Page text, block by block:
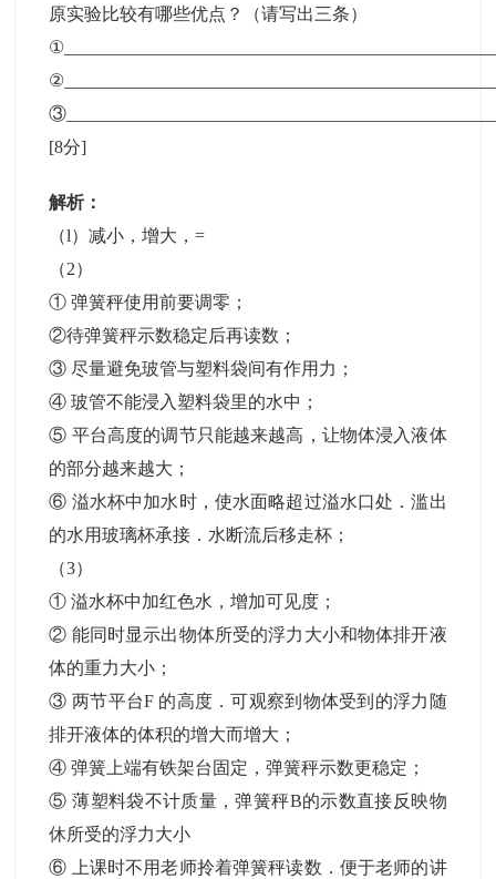
原实验比较有哪些优点？（请写出三条）
[8分]
解析：
（l）减小，增大，=
（2）
① 弹簧秤使用前要调零；
②待弹簧秤示数稳定后再读数；
③ 尽量避免玻管与塑料袋间有作用力；
④ 玻管不能浸入塑料袋里的水中；
⑤ 平台高度的调节只能越来越高，让物体浸入液体
的部分越来越大；
⑥ 溢水杯中加水时，使水面略超过溢水口处．滥出
的水用玻璃杯承接．水断流后移走杯；
（3）
① 溢水杯中加红色水，增加可见度；
② 能同时显示出物体所受的浮力大小和物体排开液
体的重力大小；
③ 两节平台F 的高度．可观察到物体受到的浮力随
排开液体的体积的增大而增大；
④ 弹簧上端有铁架台固定，弹簧秤示数更稳定；
⑤ 薄塑料袋不计质量，弹簧秤B的示数直接反映物
休所受的浮力大小
⑥ 上课时不用老师拎着弹簧秤读数．便于老师的讲